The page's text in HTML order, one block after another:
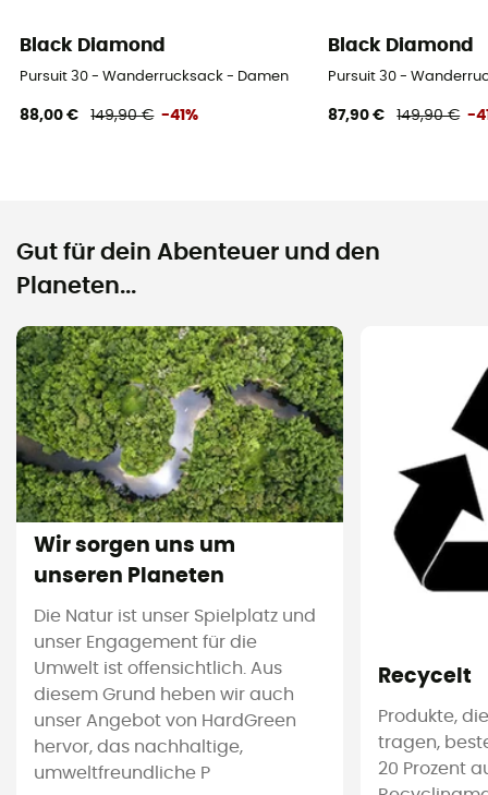
Black Diamond
Pursuit 30 - Wanderrucksack - Damen
88,00 € 149,90 € -41%
Black Diamond
Pursuit 30 -
87,90 € 149,90 € -
Gut für dein Abenteuer und den
Planeten...
Wir sorgen uns um
unseren Planeten
Die Natur ist unser Spielplatz und
unser Engagement für die
Umwelt ist offensichtlich. Aus
diesem Grund heben wir auch
unser Angebot von HardGreen
hervor, das nachhaltige,
umweltfreundliche P
Recycelt
Produkte,
tragen,
20 Prozent